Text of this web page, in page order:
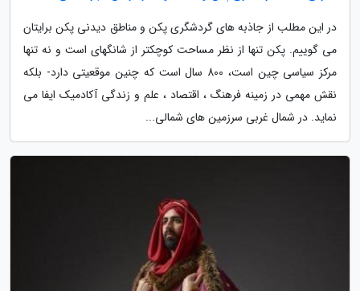
در این مطلب از جاذبه های گردشگری پکن و مناطق دیدنی پکن برایتان
می گوییم. پکن تنها از نظر مساحت کوچکتر از شانگهای است و نه تنها
مرکز سیاسی چین است، 800 سال است که چنین موقعیتی دارد- بلکه
نقش مهمی در زمینه فرهنگ ، اقتصاد ، علم و زندگی آکادمیک ایفا می
نماید. در شمال غربی سرزمین های شمالی...